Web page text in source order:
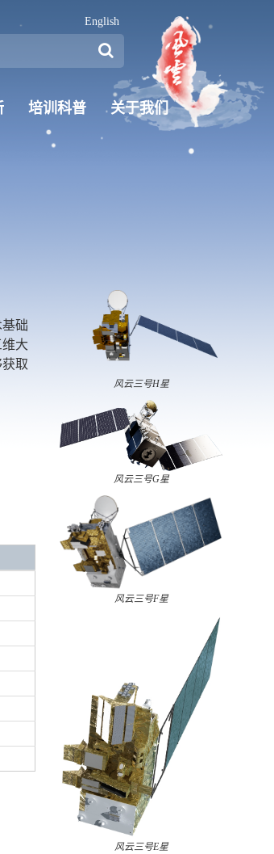
English
培训科普 关于我们
础
大
取
风云三号H星
风云三号G星
风云三号F星
风云三号E星